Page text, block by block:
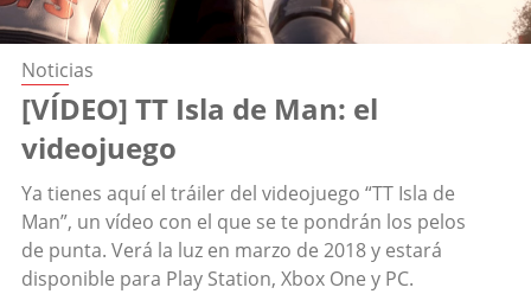
Noticias
[VÍDEO] TT Isla de Man: el
videojuego
Ya tienes aquí el tráiler del videojuego “TT Isla de
Man”, un vídeo con el que se te pondrán los pelos
de punta. Verá la luz en marzo de 2018 y estará
disponible para Play Station, Xbox One y PC.